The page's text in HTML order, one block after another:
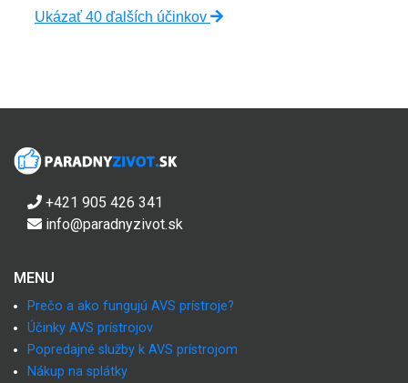
Ukázať 40 ďalších účinkov
+421 905 426 341
info@paradnyzivot.sk
MENU
Prečo a ako fungujú AVS prístroje?
Účinky AVS prístrojov
Popredajné služby k AVS prístrojom
Nákup na splátky